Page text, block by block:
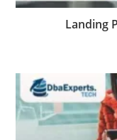
Landing